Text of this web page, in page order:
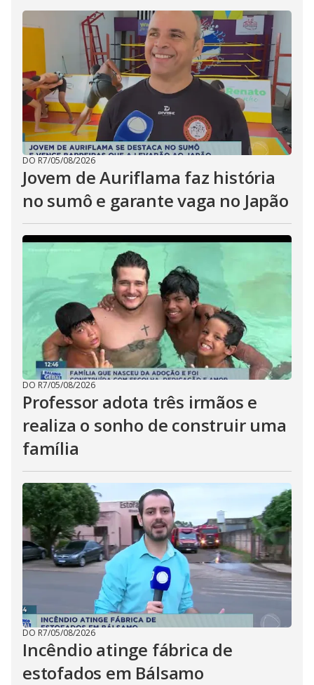
DO R7/05/08/2026
Jovem de Auriflama faz história
no sumô e garante vaga no Japão
DO R7/05/08/2026
Professor adota três irmãos e
realiza o sonho de construir uma
família
DO R7/05/08/2026
Incêndio atinge fábrica de
estofados em Bálsamo